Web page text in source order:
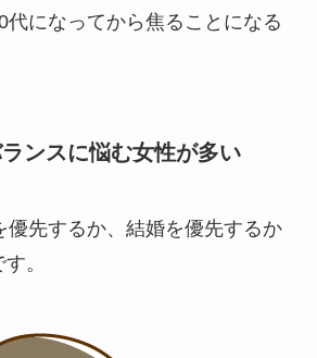
代になってから焦ることになる
ンスに悩む女性が多い
優先するか、結婚を優先するか
。